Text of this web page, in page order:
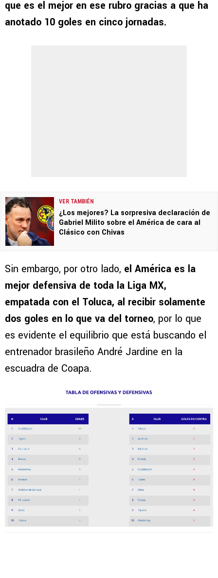
que es el mejor en ese rubro gracias a que ha
anotado 10 goles en cinco jornadas.
VER TAMBIÉN
¿Los mejores? La sorpresiva declaración de
Gabriel Milito sobre el América de cara al
Clásico con Chivas
Sin embargo, por otro lado, el América es la
mejor defensiva de toda la Liga MX,
empatada con el Toluca, al recibir solamente
dos goles en lo que va del torneo, por lo que
es evidente el equilibrio que está buscando el
entrenador brasileño André Jardine en la
escuadra de Coapa.